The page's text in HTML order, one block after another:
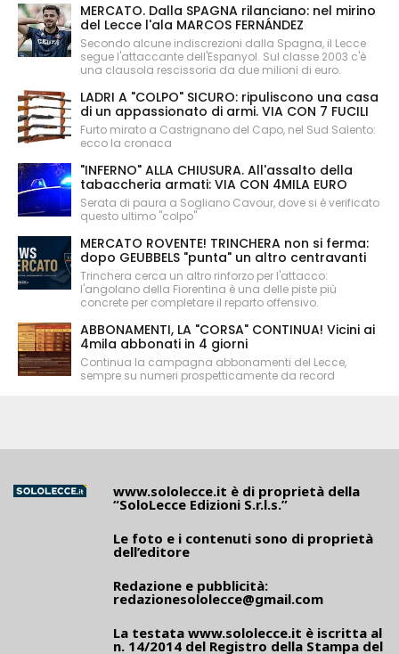
MERCATO. Dalla SPAGNA rilanciano: nel mirino
del Lecce l'ala MARCOS FERNÁNDEZ
Secondo alcune indiscrezioni dalla Spagna, il Lecce
segue l'attaccante dell'Espanyol. Sul classe 2003 c'è
una clausola rescissoria da due milioni di euro.
LADRI A "COLPO" SICURO: ripuliscono una casa
di un appassionato di armi. VIA CON 7 FUCILI
Furto mirato a Castrignano del Capo, nel Sud Salento:
ecco la cronaca
"INFERNO" ALLA CHIUSURA. All'assalto della
tabaccheria armati: VIA CON 4MILA EURO
Serata di paura a Sogliano Cavour, dove si è verificato
questo ultimo "colpo"
MERCATO ROVENTE! TRINCHERA non si ferma:
dopo GEUBBELS "punta" un altro centravanti
Trinchera cerca un altro rinforzo per l'attacco:
l'angolano della Fiorentina è una delle piste più
concrete per completare il reparto offensivo.
ABBONAMENTI, LA "CORSA" CONTINUA! Vicini ai
4mila abbonati in 4 giorni
Continua la campagna abbonamenti del Lecce,
sempre su numeri prospetticamente da record
www.sololecce.it è di proprietà della
“SoloLecce Edizioni S.r.l.s.”
Le foto e i contenuti sono di proprietà
dell’editore
Redazione e pubblicità:
redazionesololecce@gmail.com
La testata www.sololecce.it è iscritta al
n. 14/2014 del Registro della Stampa del